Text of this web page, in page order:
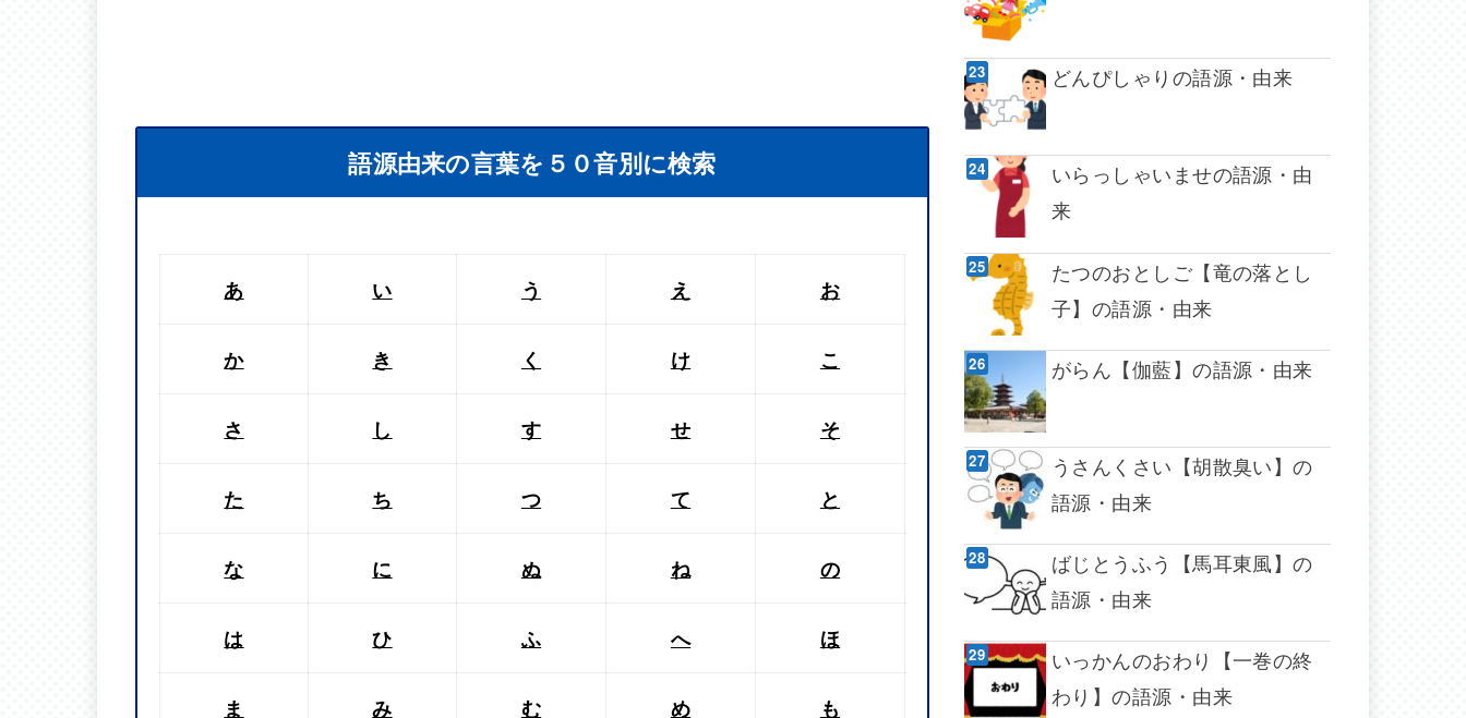
語源由来の言葉を５０音別に検索
あ い う え お
か き く け こ
さ し す せ そ
た ち つ て と
な に ぬ ね の
は ひ ふ へ ほ
ま み む め も
どんぴしゃりの語源・由来
いらっしゃいませの語源・由
来
たつのおとしご【竜の落とし
子】の語源・由来
がらん【伽藍】の語源・由来
うさんくさい【胡散臭い】の
語源・由来
ばじとうふう【馬耳東風】の
語源・由来
いっかんのおわり【一巻の終
わり】の語源・由来